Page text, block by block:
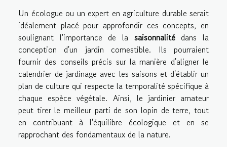
Un écologue ou un expert en agriculture durable serait
idéalement placé pour approfondir ces concepts, en
soulignant l'importance de la saisonnalitédans la
conception d'un jardin comestible. Ils pourraient
fournir des conseils précis sur la manière d'aligner le
calendrier de jardinage avec les saisons et d'établir un
plan de culture qui respecte la temporalité spécifique à
chaque espèce végétale. Ainsi, le jardinier amateur
peut tirer le meilleur parti de son lopin de terre, tout
en contribuant à l'équilibre écologique et en se
rapprochant des fondamentaux de la nature.